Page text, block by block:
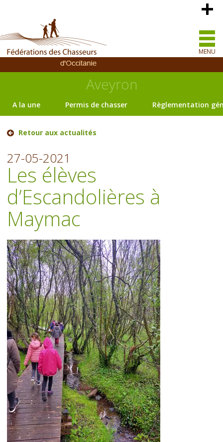
MENU
Aveyron
A la une Permis de chasser Règlementation
Retour aux actualités
27-05-2021
Les élèves
d’Escandolières à
Maymac